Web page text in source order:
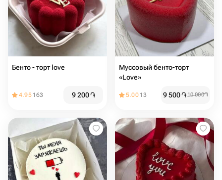
Бенто - торт love
4.95 163 9 200֏
Муссовый бенто-торт
«Love»
5.00 13 9 500֏10 000֏